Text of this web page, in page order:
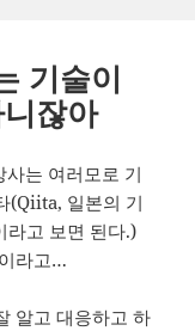
기술이
잖아
는 여러모로 기
(Qiita, 일본의 기
라고 보면 된다.)
라고…
알고 대응하고 하